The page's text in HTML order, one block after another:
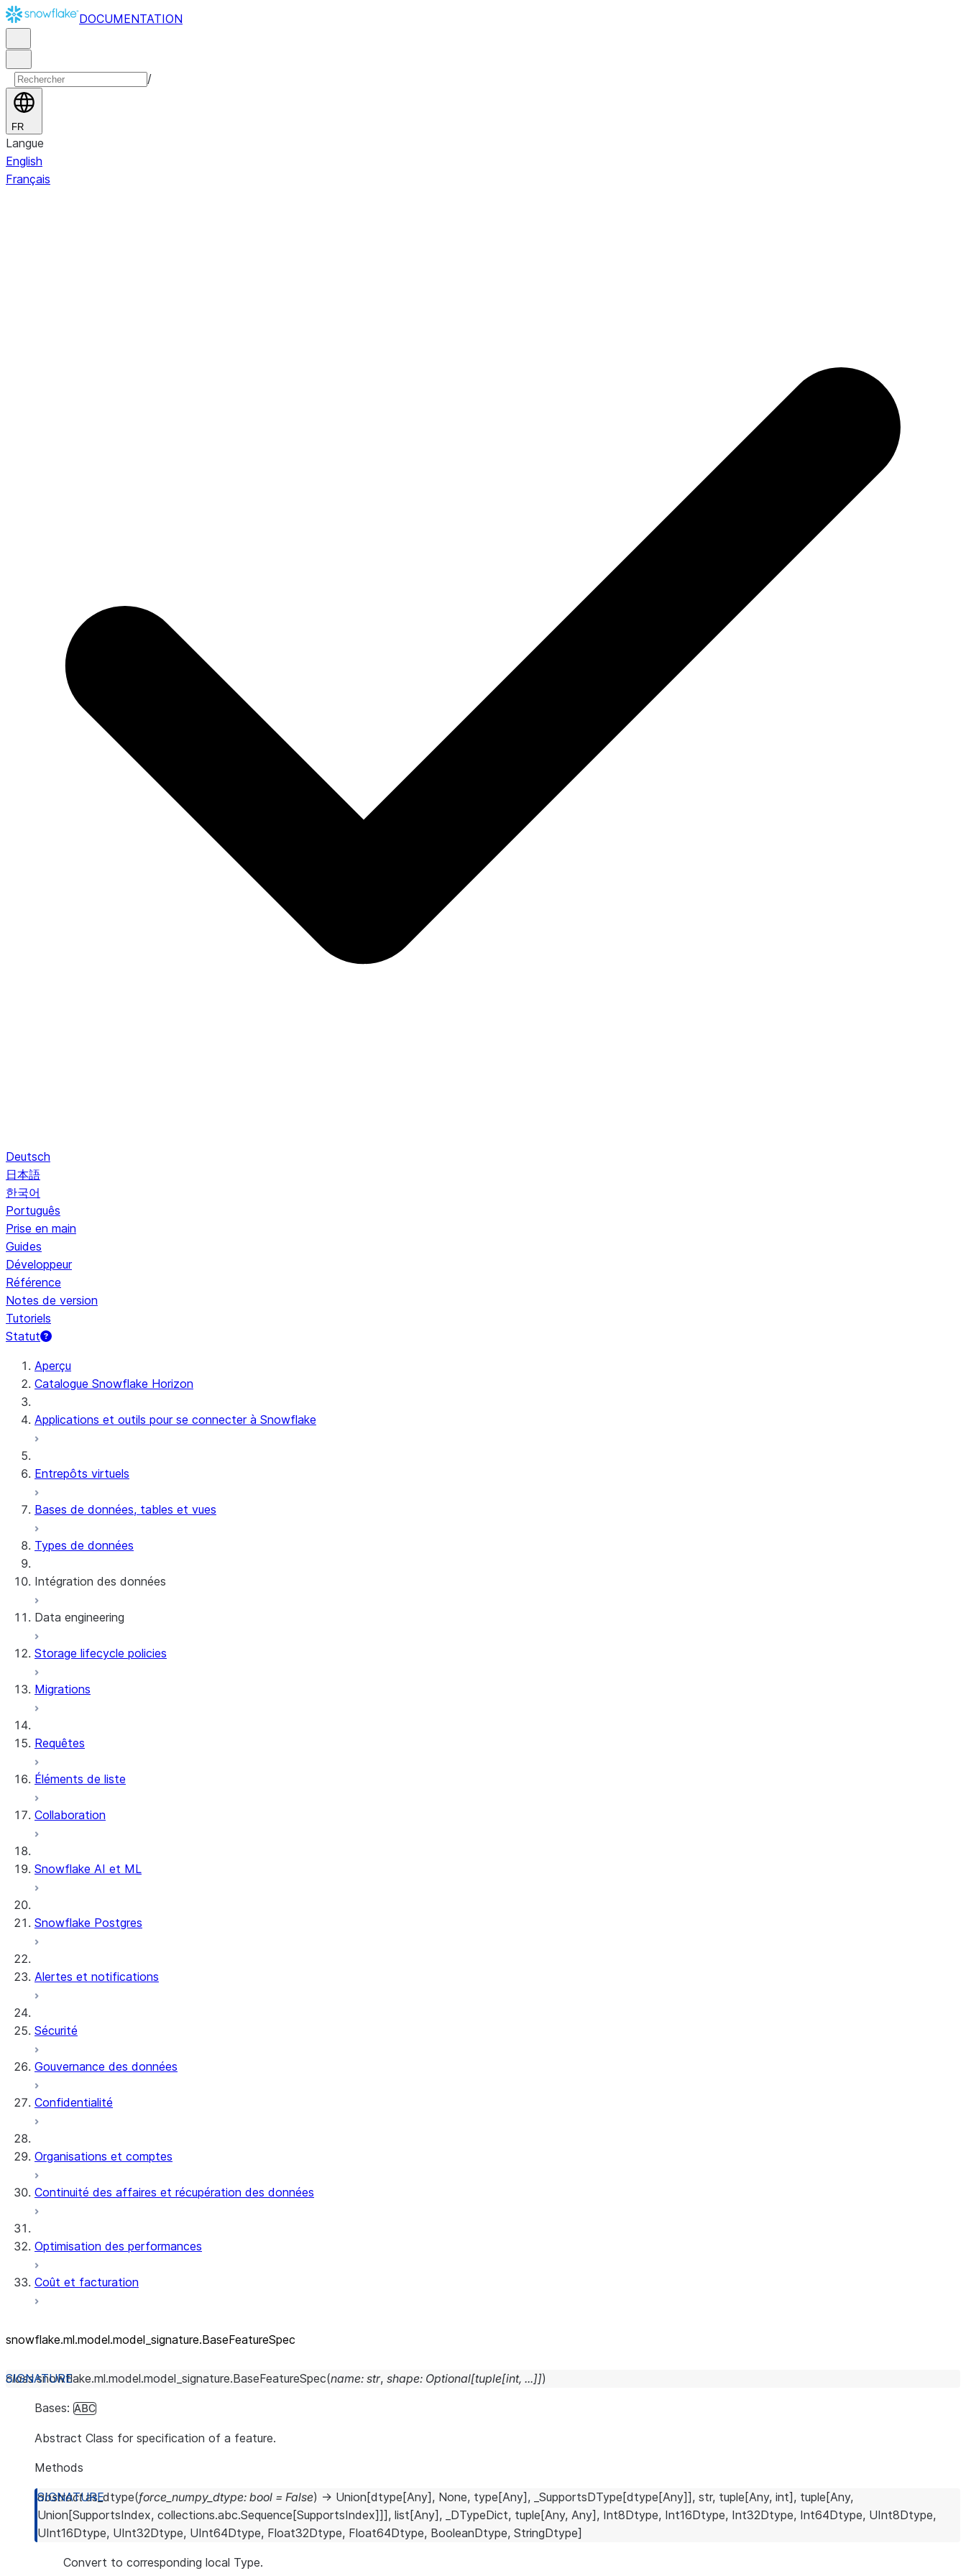
DOCUMENTATION
/
FR
Langue
English
Français
Deutsch
日本語
한국어
Português
Prise en main
Guides
Développeur
Référence
Notes de version
Tutoriels
Statut
Aperçu
Catalogue Snowflake Horizon
Applications et outils pour se connecter à Snowflake
Entrepôts virtuels
Bases de données, tables et vues
Types de données
Intégration des données
Snowflake Openflow
Apache Iceberg™
Data engineering
Chargement des données
Tables dynamiques
DCM Projects
Projets dbt sur Snowflake
Storage lifecycle policies
Migrations
Requêtes
Éléments de liste
Collaboration
Snowflake AI et ML
Snowflake Postgres
Alertes et notifications
Sécurité
Gouvernance des données
Confidentialité
Organisations et comptes
Continuité des affaires et récupération des données
Optimisation des performances
Coût et facturation
snowflake.ml.model.model_ signature.BaseFeatureSpec
class snowflake.ml.model.model_signature.BaseFeatureSpec(name: str, shape: Optional[tuple[int, ...]])
Bases: ABC
Abstract Class for specification of a feature.
Methods
abstract as_dtype(force_numpy_dtype: bool = False) → Union [dtype [Any] , None, type [Any] , _SupportsDType [dtype [Any]] , str, tuple [Any, int] , tuple [Any,
Union [SupportsIndex, collections.abc.Sequence [SupportsIndex]]] , list [Any] , _DTypeDict, tuple [Any, Any] , Int8Dtype, Int16Dtype, Int32Dtype, Int64Dtype, UInt8Dtype,
UInt16Dtype, UInt32Dtype, UInt64Dtype, Float32Dtype, Float64Dtype, BooleanDtype, StringDtype]
Convert to corresponding local Type.